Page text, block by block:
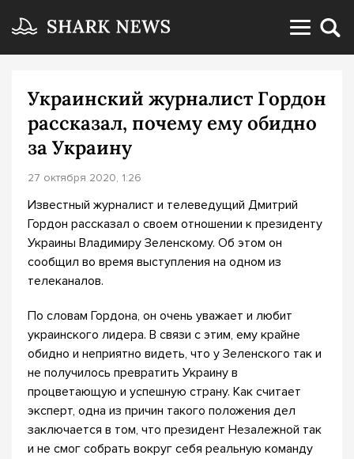
Украинский журналист Гордон
рассказал, почему ему обидно
за Украину
27 октября 2020, 1:26
Известный журналист и телеведущий Дмитрий
Гордон рассказал о своем отношении к президенту
Украины Владимиру Зеленскому. Об этом он
сообщил во время выступления на одном из
телеканалов.
По словам Гордона, он очень уважает и любит
украинского лидера. В связи с этим, ему крайне
обидно и неприятно видеть, что у Зеленского так и
не получилось превратить Украину в
процветающую и успешную страну. Как считает
эксперт, одна из причин такого положения дел
заключается в том, что президент Незалежной так
и не смог собрать вокруг себя реальную команду